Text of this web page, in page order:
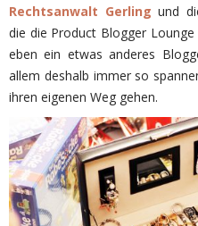
Rechtsanwalt Gerling und
die die Product Blogger
eben ein etwas anderes
allem deshalb immer so
ihren eigenen Weg gehen.